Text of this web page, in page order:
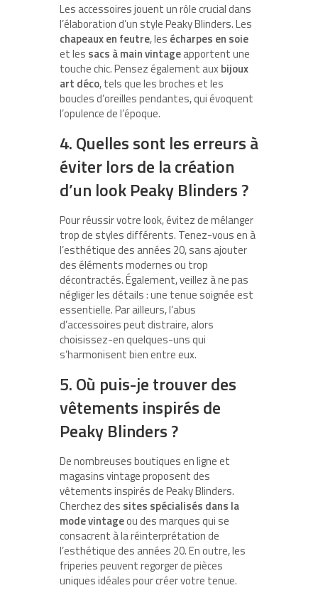
Les accessoires jouent un rôle crucial dans
l’élaboration d’un style Peaky Blinders. Les
chapeaux en feutre, les écharpes en soie
et les sacs à main vintageapportent une
touche chic. Pensez également auxbijoux
art déco, tels que les broches et les
boucles d’oreilles pendantes, qui évoquent
l’opulence de l’époque.
4. Quelles sont les erreurs à
éviter lors de la création
d’un look Peaky Blinders ?
Pour réussir votre look, évitez de mélanger
trop de styles différents. Tenez-vous en à
l’esthétique des années 20, sans ajouter
des éléments modernes ou trop
décontractés. Également, veillez à ne pas
négliger les détails : une tenue soignée est
essentielle. Par ailleurs, l’abus
d’accessoires peut distraire, alors
choisissez-en quelques-uns qui
s’harmonisent bien entre eux.
5. Où puis-je trouver des
vêtements inspirés de
Peaky Blinders ?
De nombreuses boutiques en ligne et
magasins vintage proposent des
vêtements inspirés de Peaky Blinders.
Cherchez des sites spécialisés dans la
mode vintageou des marques qui se
consacrent à la réinterprétation de
l’esthétique des années 20. En outre, les
friperies peuvent regorger de pièces
uniques idéales pour créer votre tenue.